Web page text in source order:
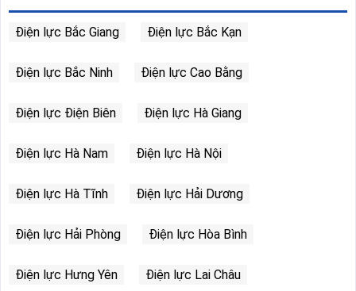
Điện lực Bắc Giang Điện lực Bắc Kạn
Điện lực Bắc Ninh Điện lực Cao Bằng
Điện lực Điện Biên Điện lực Hà Giang
Điện lực Hà Nam Điện lực Hà Nội
Điện lực Hà Tĩnh Điện lực Hải Dương
Điện lực Hải Phòng Điện lực Hòa Bình
Điện lực Hưng Yên Điện lực Lai Châu